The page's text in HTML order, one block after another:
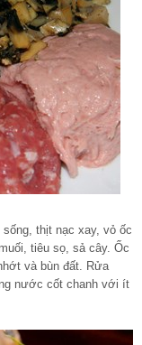
thịt nạc xay, vỏ ốc
tiêu sọ, sả cây. Ốc
và bùn đất. Rửa
nước cốt chanh với ít